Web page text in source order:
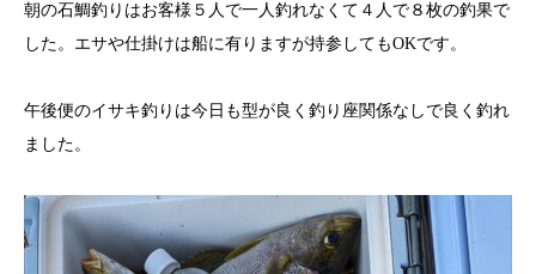
朝の石鯛釣りはお客様５人で一人釣れなくて４人で８枚の釣果で
した。エサや仕掛けは船に有りますが持参してもOKです。
午後便のイサキ釣りは今日も型が良く釣り座関係なしで良く釣れ
ました。